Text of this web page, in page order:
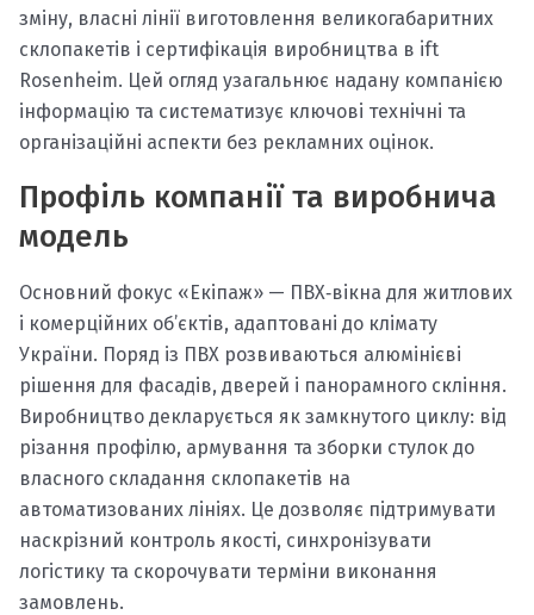
зміну, власні лінії виготовлення великогабаритних
склопакетів і сертифікація виробництва в ift
Rosenheim. Цей огляд узагальнює надану компанією
інформацію та систематизує ключові технічні та
організаційні аспекти без рекламних оцінок.
Профіль компанії та виробнича
модель
Основний фокус «Екіпаж» — ПВХ‑вікна для житлових
і комерційних об’єктів, адаптовані до клімату
України. Поряд із ПВХ розвиваються алюмінієві
рішення для фасадів, дверей і панорамного скління.
Виробництво декларується як замкнутого циклу: від
різання профілю, армування та зборки стулок до
власного складання склопакетів на
автоматизованих лініях. Це дозволяє підтримувати
наскрізний контроль якості, синхронізувати
логістику та скорочувати терміни виконання
замовлень.